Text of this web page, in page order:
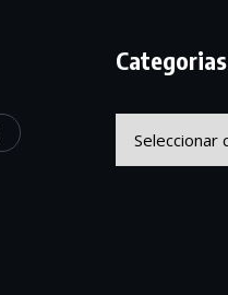
Categorias